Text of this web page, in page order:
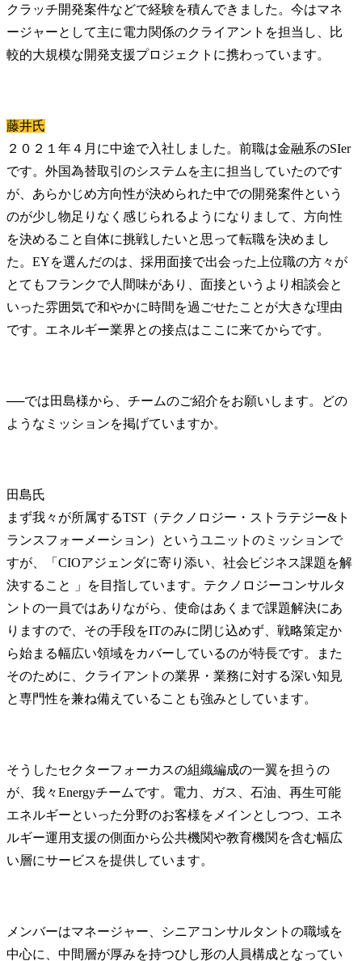
クラッチ開発案件などで経験を積んできました。今はマネ
ージャーとして主に電力関係のクライアントを担当し、比
較的大規模な開発支援プロジェクトに携わっています。
藤井氏
２０２１年４月に中途で入社しました。前職は金融系のSIer
です。外国為替取引のシステムを主に担当していたのです
が、あらかじめ方向性が決められた中での開発案件という
のが少し物足りなく感じられるようになりまして、方向性
を決めること自体に挑戦したいと思って転職を決めまし
た。EYを選んだのは、採用面接で出会った上位職の方々が
とてもフランクで人間味があり、面接というより相談会と
いった雰囲気で和やかに時間を過ごせたことが大きな理由
です。エネルギー業界との接点はここに来てからです。
──では田島様から、チームのご紹介をお願いします。どの
田島氏
まず我々が所属するTST（テクノロジー・ストラテジー&ト
ランスフォーメーション）というユニットのミッションで
すが、「CIOアジェンダに寄り添い、社会ビジネス課題を解
決すること 」を目指しています。テクノロジーコンサルタ
ントの一員ではありながら、使命はあくまで課題解決にあ
りますので、その手段をITのみに閉じ込めず、戦略策定か
ら始まる幅広い領域をカバーしているのが特長です。また
そのために、クライアントの業界・業務に対する深い知見
と専門性を兼ね備えていることも強みとしています。
そうしたセクターフォーカスの組織編成の一翼を担うの
が、我々Energyチームです。電力、ガス、石油、再生可能
エネルギーといった分野のお客様をメインとしつつ、エネ
ルギー運用支援の側面から公共機関や教育機関を含む幅広
い層にサービスを提供しています。
メンバーはマネージャー、シニアコンサルタントの職域を
中心に、中間層が厚みを持つひし形の人員構成となってい